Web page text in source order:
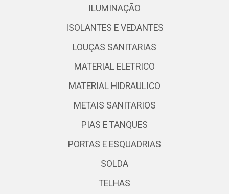
ILUMINAÇÃO
ISOLANTES E VEDANTES
LOUÇAS SANITARIAS
MATERIAL ELETRICO
MATERIAL HIDRAULICO
METAIS SANITARIOS
PIAS E TANQUES
PORTAS E ESQUADRIAS
SOLDA
TELHAS